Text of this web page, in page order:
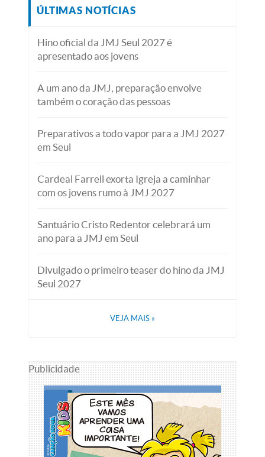
ÚLTIMAS NOTÍCIAS
Hino oficial da JMJ Seul 2027 é
apresentado aos jovens
A um ano da JMJ, preparação envolve
também o coração das pessoas
Preparativos a todo vapor para a JMJ 2027
em Seul
Cardeal Farrell exorta Igreja a caminhar
com os jovens rumo à JMJ 2027
Santuário Cristo Redentor celebrará um
ano para a JMJ em Seul
Divulgado o primeiro teaser do hino da JMJ
Seul 2027
VEJA MAIS »
Publicidade